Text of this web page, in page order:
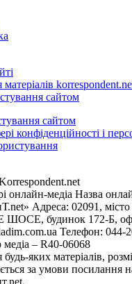
сайтом
сайтом
конфіденційності і
онлайн-медіа Назва
Адреса: 02091, місто
будинок 172-Б,
Телефон: 044-
медіа – R40-06068
яких матеріалів,
за умови посилання